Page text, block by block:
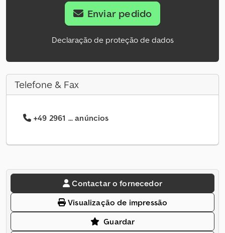
Enviar pedido
Declaração de proteção de dados
Telefone & Fax
+49 2961 ... anúncios
Contactar o fornecedor
Visualização de impressão
Guardar